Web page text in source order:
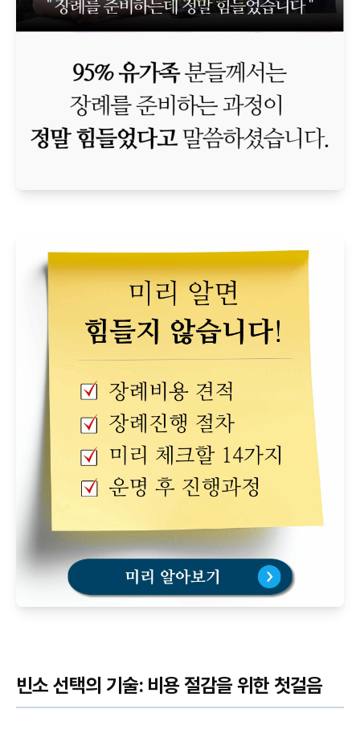
빈소 선택의 기술: 비용 절감을 위한 첫걸음